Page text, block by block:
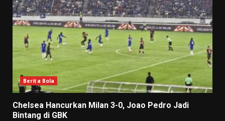
Berita Bola
Chelsea Hancurkan Milan 3-0, Joao Pedro Jadi
Bintang di GBK